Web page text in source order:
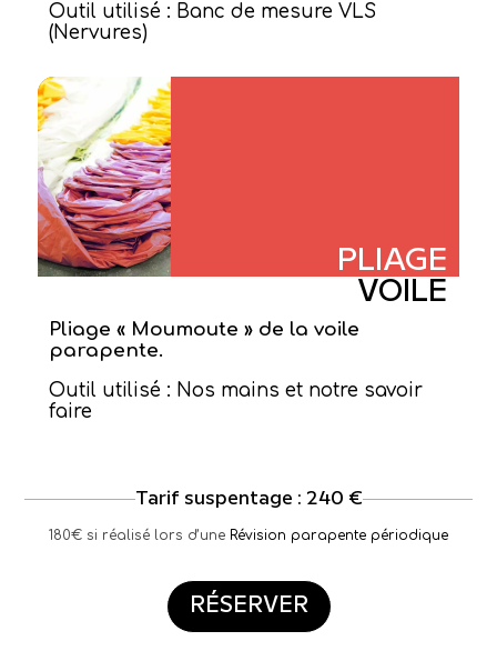
Outil utilisé : Banc de mesure VLS
(Nervures)
PLIAGE
VOILE
Pliage « Moumoute » de la voile
parapente.
Outil utilisé : Nos mains et notre savoir
faire
Tarif suspentage : 240 €
180€ si réalisé lors d’une Révision parapente périodique
RÉSERVER